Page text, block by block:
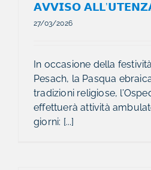
𝗔𝗩𝗩𝗜𝗦𝗢
27/03/2026
In occasione della
Pesach, la Pasqua
tradizioni religiose,
effettuerà attività
giorni: [...]